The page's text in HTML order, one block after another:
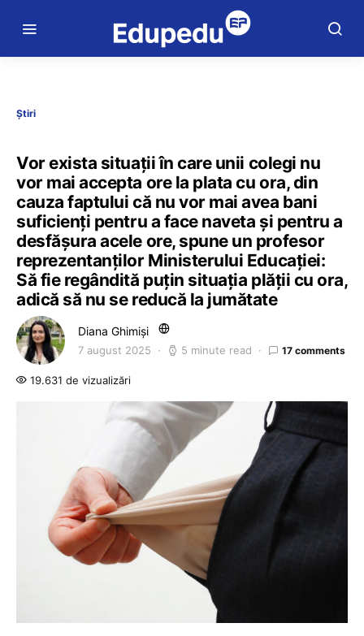
Știri
Vor exista situații în care unii colegi nu
vor mai accepta ore la plata cu ora, din
cauza faptului că nu vor mai avea bani
suficienți pentru a face naveta și pentru a
desfășura acele ore, spune un profesor
reprezentanților Ministerului Educației:
Să fie regândită puțin situația plății cu ora,
adică să nu se reducă la jumătate
Diana Ghimiși
7 august 2025 5 minute read 17 comments
19.631 de vizualizări